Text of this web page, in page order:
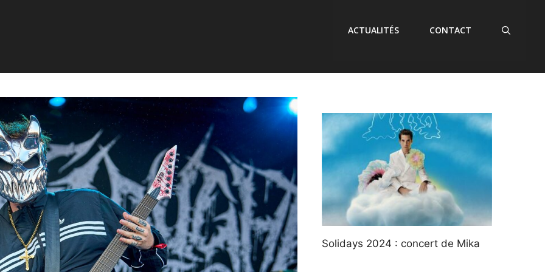
ACTUALITÉS CONTACT
Solidays 2024 : concert de Mika